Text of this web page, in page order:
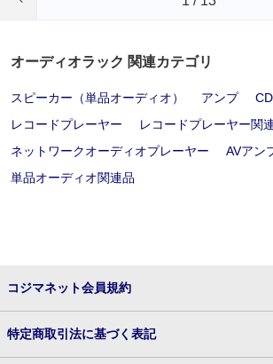
オーディオラック 関連カテゴリ
スピーカー（単品オーディオ） アンプ
レコードプレーヤー
レコードプレーヤー関
ネットワークオーディオプレーヤー
AVアン
単品オーディオ関連品
コジマネット会員規約
特定商取引法に基づく表記